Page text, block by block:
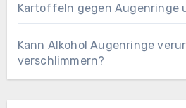
Kartoffeln gegen Augenringe
Kann Alkohol Augenringe
verschlimmern?